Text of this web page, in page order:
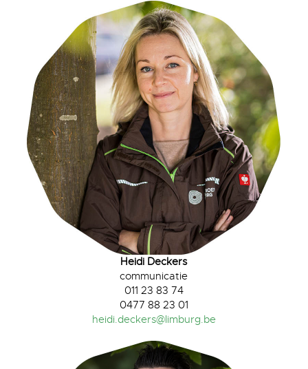
Heidi Deckers
communicatie
011 23 83 74
0477 88 23 01
heidi.deckers@limburg.be